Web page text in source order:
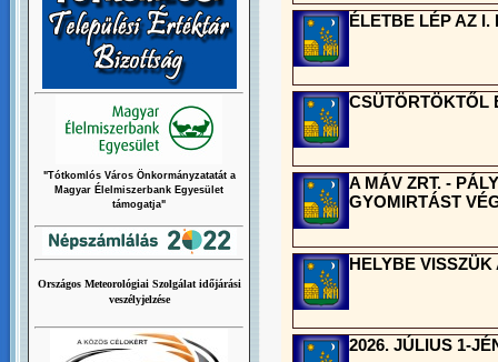
ÉLETBE LÉP AZ
CSÜTÖRTÖKTŐL
A MÁV ZRT. -
GYOMIRTÁST
HELYBE
2026. JÚLIUS 1-
"Tótkomlós Város Önkormányzatatát a
Magyar Élelmiszerbank Egyesület
támogatja"
Országos Meteorológiai Szolgálat időjárási
veszélyjelzése